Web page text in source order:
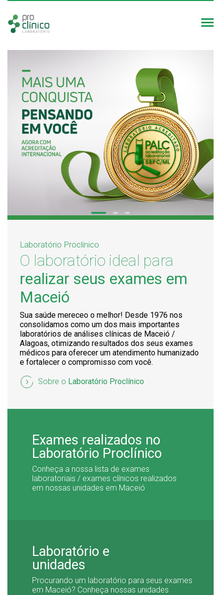
Laboratório Proclínico
O laboratório ideal para
realizar seus exames em
Maceió
Sua saúde mereceo o melhor! Desde 1976 nos
consolidamos como um dos mais importantes
laboratórios de análises clínicas de Maceió /
Alagoas, otimizando resultados dos seus exames
médicos para oferecer um atendimento humanizado
e fortalecer o compromisso com você.
Sobre o Laboratório Proclínico
Exames realizados no
Laboratório Proclínico
Conheça a nossa lista de exames
laboratoriais / exames clínicos realizados
em nossas unidades em Maceió
Laboratório e
unidades
Procurando um laboratório para seus exames
em Maceió? Conheça nossas unidades